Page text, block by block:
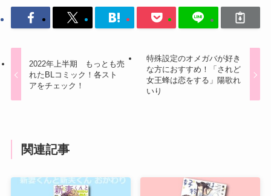
2022年上半期 もっとも売
れたBLコミック！各スト
アをチェック！
特殊設定のオメガバが好き
な方におすすめ！「されど
女王蜂は恋をする」陽歌れ
いり
関連記事